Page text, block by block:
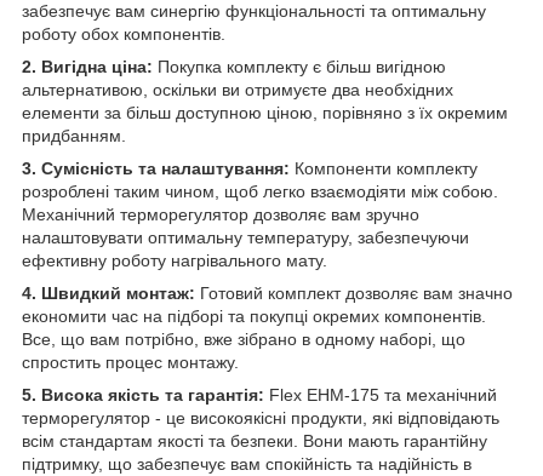
забезпечує вам синергію функціональності та оптимальну
роботу обох компонентів.
2. Вигідна ціна: Покупка комплекту є більш вигідною
альтернативою, оскільки ви отримуєте два необхідних
елементи за більш доступною ціною, порівняно з їх окремим
придбанням.
3. Сумісність та налаштування: Компоненти комплекту
розроблені таким чином, щоб легко взаємодіяти між собою.
Механічний терморегулятор дозволяє вам зручно
налаштовувати оптимальну температуру, забезпечуючи
ефективну роботу нагрівального мату.
4. Швидкий монтаж: Готовий комплект дозволяє вам значно
економити час на підборі та покупці окремих компонентів.
Все, що вам потрібно, вже зібрано в одному наборі, що
спростить процес монтажу.
5. Висока якість та гарантія: Flex EHM-175 та механічний
терморегулятор - це високоякісні продукти, які відповідають
всім стандартам якості та безпеки. Вони мають гарантійну
підтримку, що забезпечує вам спокійність та надійність в